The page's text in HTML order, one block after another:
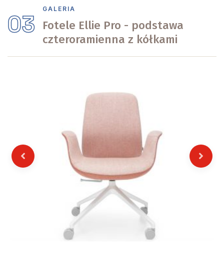
03
GALERIA
Fotele Ellie Pro - podstawa
czteroramienna z kółkami
Previous Next